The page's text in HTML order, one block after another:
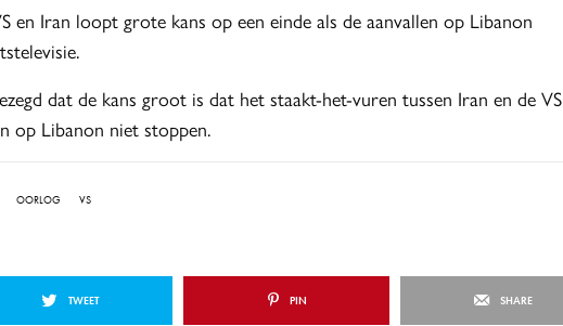
en Iran loopt grote kans op een einde als de aanvallen op Libanon
dat de kans groot is dat het staakt-het-vuren tussen Iran en de VS
op Libanon niet stoppen.
OORLOG VS
TWEET PIN SHARE